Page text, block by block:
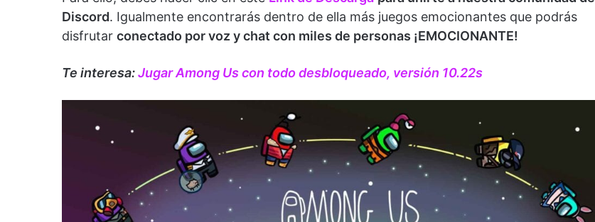
Discord. Igualmente encontrarás dentro de ella más juegos emocionantes que podrás
disfrutar conectado por voz y chat con miles de personas ¡EMOCIONANTE!
Te interesa:Jugar Among Us con todo desbloqueado, versión 10.22s